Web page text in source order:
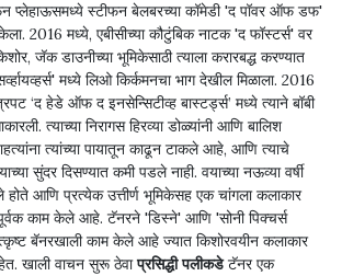
प्लेहाऊसमध्ये स्टीफन बेलबरच्या कॉमेडी 'द पॉवर ऑफ डफ'
2016 मध्ये, एबीसीच्या कौटुंबिक नाटक 'द फॉस्टर्स' वर
जॅक डाउनीच्या भूमिकेसाठी त्याला करारबद्ध करण्यात
मध्ये लिओ किर्कमनचा भाग देखील मिळाला. 2016
‘द हेडे ऑफ द इनसेन्सिटीव्ह बास्टर्ड्स’ मध्ये त्याने बॉबी
त्याच्या निरागस हिरव्या डोळ्यांनी आणि बालिश
त्यांच्या पायातून काढून टाकले आहे, आणि त्याचे
सुंदर दिसण्यात कमी पडले नाही. वयाच्या नऊव्या वर्षी
आणि प्रत्येक उत्तीर्ण भूमिकेसह एक चांगला कलाकार
काम केले आहे. टॅनरने 'डिस्ने' आणि 'सोनी पिक्चर्स
बॅनरखाली काम केले आहे ज्यात किशोरवयीन कलाकार
खाली वाचन सुरू ठेवाप्रसिद्धी पलीकडेटॅनर एक